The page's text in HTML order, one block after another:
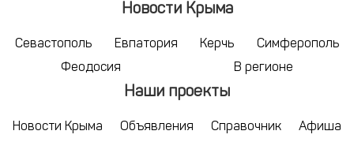
Новости Крыма
Севастополь Евпатория Керчь
Симферополь
Феодосия
В регионе
Наши проекты
Новости Крыма Объявления Справочник
Афиша